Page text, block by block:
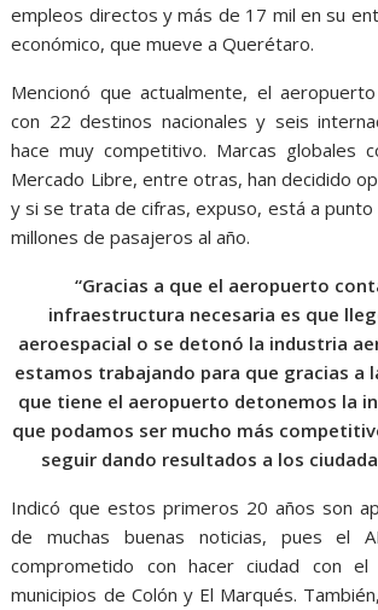
empleos directos y más de 17 mil en su
económico, que mueve a Querétaro.
Mencionó que actualmente, el
con 22 destinos nacionales y seis
hace muy competitivo. Marcas globales
Mercado Libre, entre otras, han decidido
y si se trata de cifras, expuso, está a
millones de pasajeros al año.
“Gracias a que el aeropuerto
infraestructura necesaria es que
aeroespacial o se detonó la industria
estamos trabajando para que gracias a
que tiene el aeropuerto detonemos la
que podamos ser mucho más
seguir dando resultados a los
Indicó que estos primeros 20 años son
de muchas buenas noticias, pues el
comprometido con hacer ciudad con
municipios de Colón y El Marqués.